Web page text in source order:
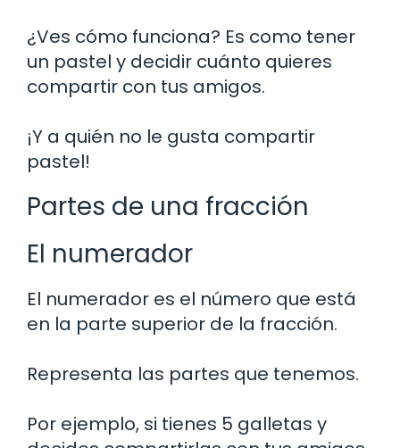
¿Ves cómo funciona? Es como tener
un pastel y decidir cuánto quieres
compartir con tus amigos.
¡Y a quién no le gusta compartir
pastel!
Partes de una fracción
El numerador
El numerador es el número que está
en la parte superior de la fracción.
Representa las partes que tenemos.
Por ejemplo, si tienes 5 galletas y